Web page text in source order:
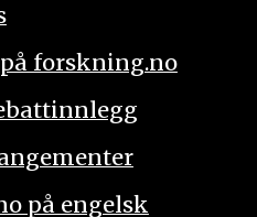
forskning.no
på engelsk